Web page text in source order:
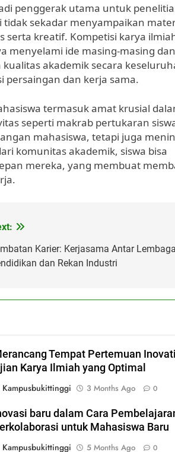
penggerak utama untuk
sekadar menyampaikan
kreatif. Kompetisi karya
menyelami ide masing-masing
akademik secara
dan kerja sama.
termasuk amat krusial
seperti makrab pertukaran
mahasiswa, tetapi juga
komunitas akademik, siswa bisa
mereka, yang membuat
Karier: Kerjasama Antar
dan Rekan Industri
Tempat Pertemuan
Karya Ilmiah yang Optimal
Kampusbukittinggi
3 Months Ago 0
baru dalam Cara
untuk Mahasiswa Baru
Kampusbukittinggi
5 Months Ago 0